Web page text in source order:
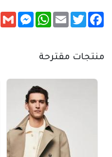
Facebook
Twitter
Email
WhatsApp
Messenger
Gmail
منتجات مقترحة